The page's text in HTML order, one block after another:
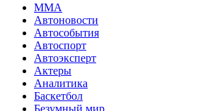
MMA
Автоновости
Автособытия
Автоспорт
Автоэксперт
Актеры
Аналитика
Баскетбол
Безумный мир